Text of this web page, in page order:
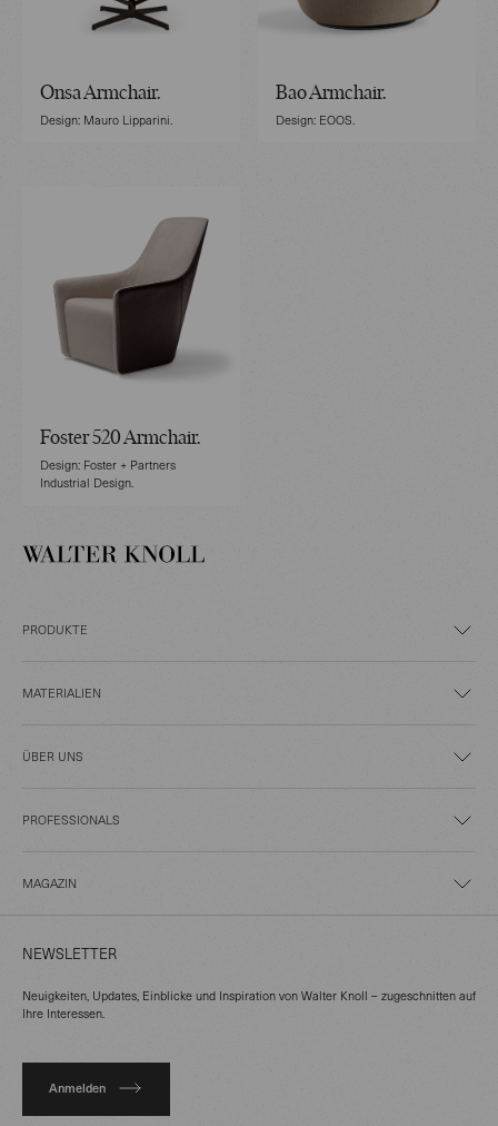
Onsa Armchair.
Design: Mauro Lipparini.
Bao Armchair.
Design: EOOS.
Foster 520 Armchair.
Design: Foster + Partners
Industrial Design.
PRODUKTE
MATERIALIEN
ÜBER UNS
PROFESSIONALS
MAGAZIN
NEWSLETTER
Neuigkeiten, Updates, Einblicke und Inspiration von Walter Knoll – zugeschnitten auf
Ihre Interessen.
Anmelden